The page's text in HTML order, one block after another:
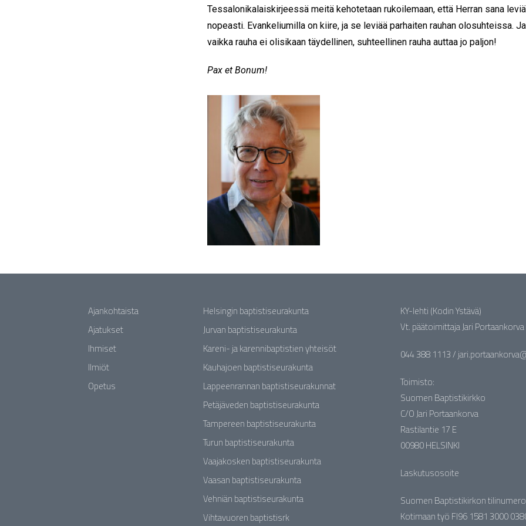
Tessalonikalaiskirjeessä meitä kehotetaan rukoilemaan, että Herran sana
nopeasti. Evankeliumilla on kiire, ja se leviää parhaiten rauhan olosuhteissa. Ja
vaikka rauha ei olisikaan täydellinen, suhteellinen rauha auttaa jo paljon!
Pax et Bonum!
Ajankohtaista
Ajatukset
Ihmiset
Ilmiöt
Opetus
Helsingin baptistiseurakunta
Jurvan baptistiseurakunta
Kareni- ja karennibaptistien yhteisöt
Kauhajoen baptistiseurakunta
Lappeenrannan baptistiseurakunnat
Petäjäveden baptistiseurakunta
Tampereen baptistiseurakunta
Turun baptistiseurakunta
Vaajakosken baptistiseurakunta
Vaasan baptistiseurakunta
Vehniän baptistiseurakunta
Vihtavuoren baptistisrk
KY-lehti (Kodin Ystävä)
Vt. päätoimittaja Jari Portaankorva
044 388 1113 /
Toimisto:
Suomen Baptistikirkko
C/O Jari Portaankorva
Rastilantie 17 E
00980 HELSINKI
Laskutusosoite
Suomen Baptistikirkon
Kotimaan työ FI96 1581 3000